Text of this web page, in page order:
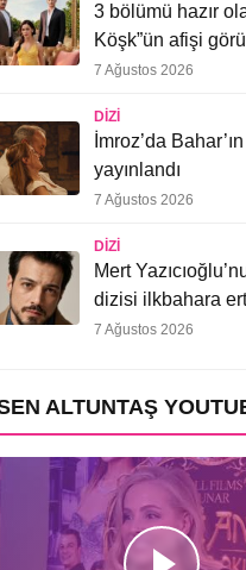
3 bölümü hazır
Köşk”ün afişi
7 Ağustos 2026
DIZI
İmroz’da
yayınlandı
7 Ağustos 2026
DIZI
Mert
dizisi ilkbahara
7 Ağustos 2026
ALTUNTAŞ